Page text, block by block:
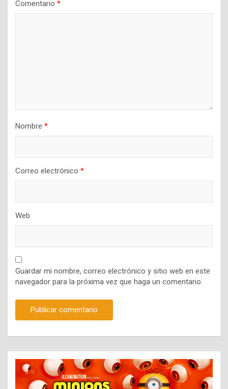
Comentario *
Nombre *
Correo electrónico *
Web
Guardar mi nombre, correo electrónico y sitio web en este
navegador para la próxima vez que haga un comentario.